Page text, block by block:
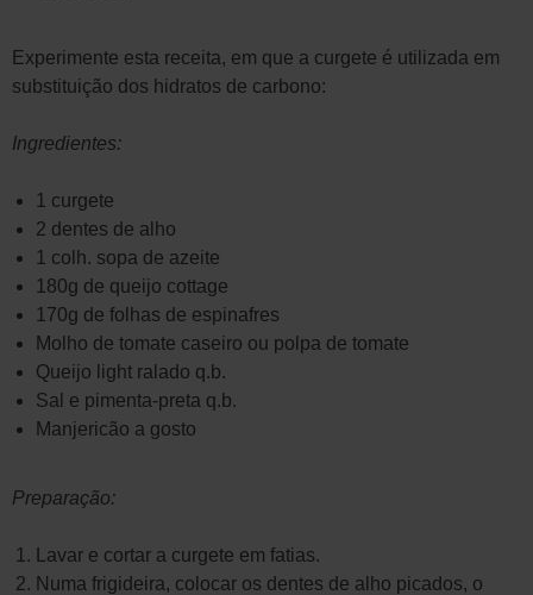
Experimente esta receita, em que a curgete é utilizada em
substituição dos hidratos de carbono:
Ingredientes:
1 curgete
2 dentes de alho
1 colh. sopa de azeite
180g de queijo cottage
170g de folhas de espinafres
Molho de tomate caseiro ou polpa de tomate
Queijo light ralado q.b.
Sal e pimenta-preta q.b.
Manjericão a gosto
Preparação:
Lavar e cortar a curgete em fatias.
Numa frigideira, colocar os dentes de alho picados, o